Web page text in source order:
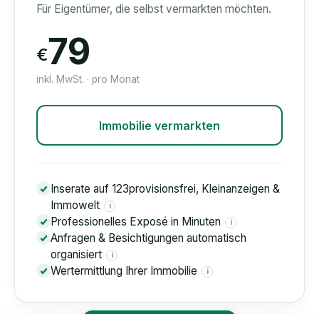
Für Eigentümer, die selbst vermarkten möchten.
€79
inkl. MwSt. · pro Monat
Immobilie vermarkten
Inserate auf 123provisionsfrei, Kleinanzeigen &
Immowelt
i
Professionelles Exposé in Minuten i
Anfragen & Besichtigungen automatisch
organisiert
i
Wertermittlung Ihrer Immobilie i